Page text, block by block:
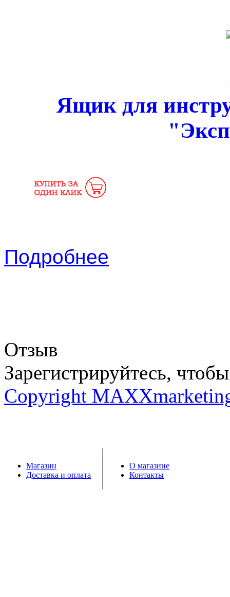
Ящик для
Подробнее
Отзыв
Зарегистрируйтесь,
Copyright
Магазин
Доставка и оплата
О магазине
Контакты